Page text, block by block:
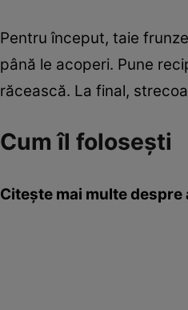
Pentru început, taie
până le acoperi. Pune
răcească. La final,
Cum îl foloseşti
Citeşte mai multe